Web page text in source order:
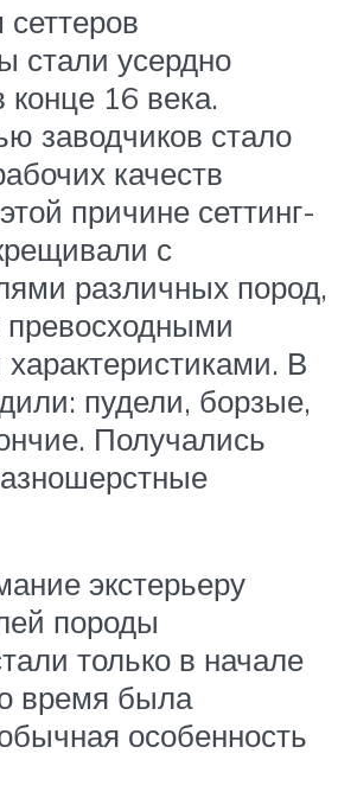
стали усердно
конце 16 века.
заводчиков стало
качеств
причине сеттинг-
с
различных пород,
В
пудели, борзые,
Получались
экстерьеру
породы
только в начале
время была
особенность